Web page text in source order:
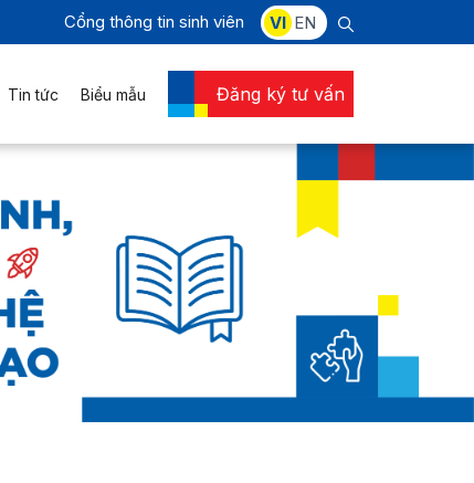
Cổng thông tin sinh viên VI EN
Tin tức Biểu mẫu Đăng ký tư vấn